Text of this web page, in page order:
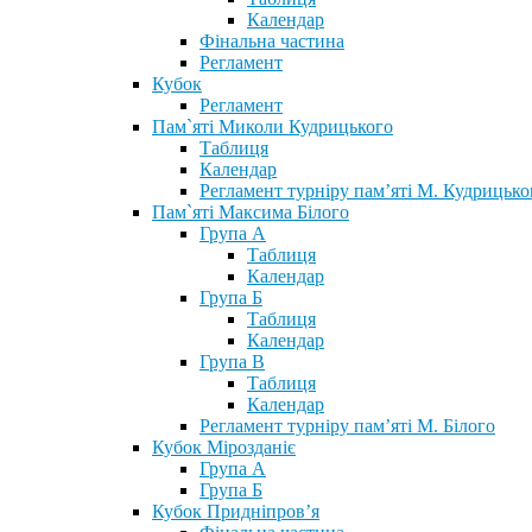
Календар
Фінальна частина
Регламент
Кубок
Регламент
Пам`яті Миколи Кудрицького
Таблиця
Календар
Регламент турніру пам’яті М.
Пам`яті Максима Білого
Група А
Таблиця
Календар
Група Б
Таблиця
Календар
Група В
Таблиця
Календар
Регламент турніру пам’яті М. Білого
Кубок Мірозданіє
Група А
Група Б
Кубок Придніпров’я